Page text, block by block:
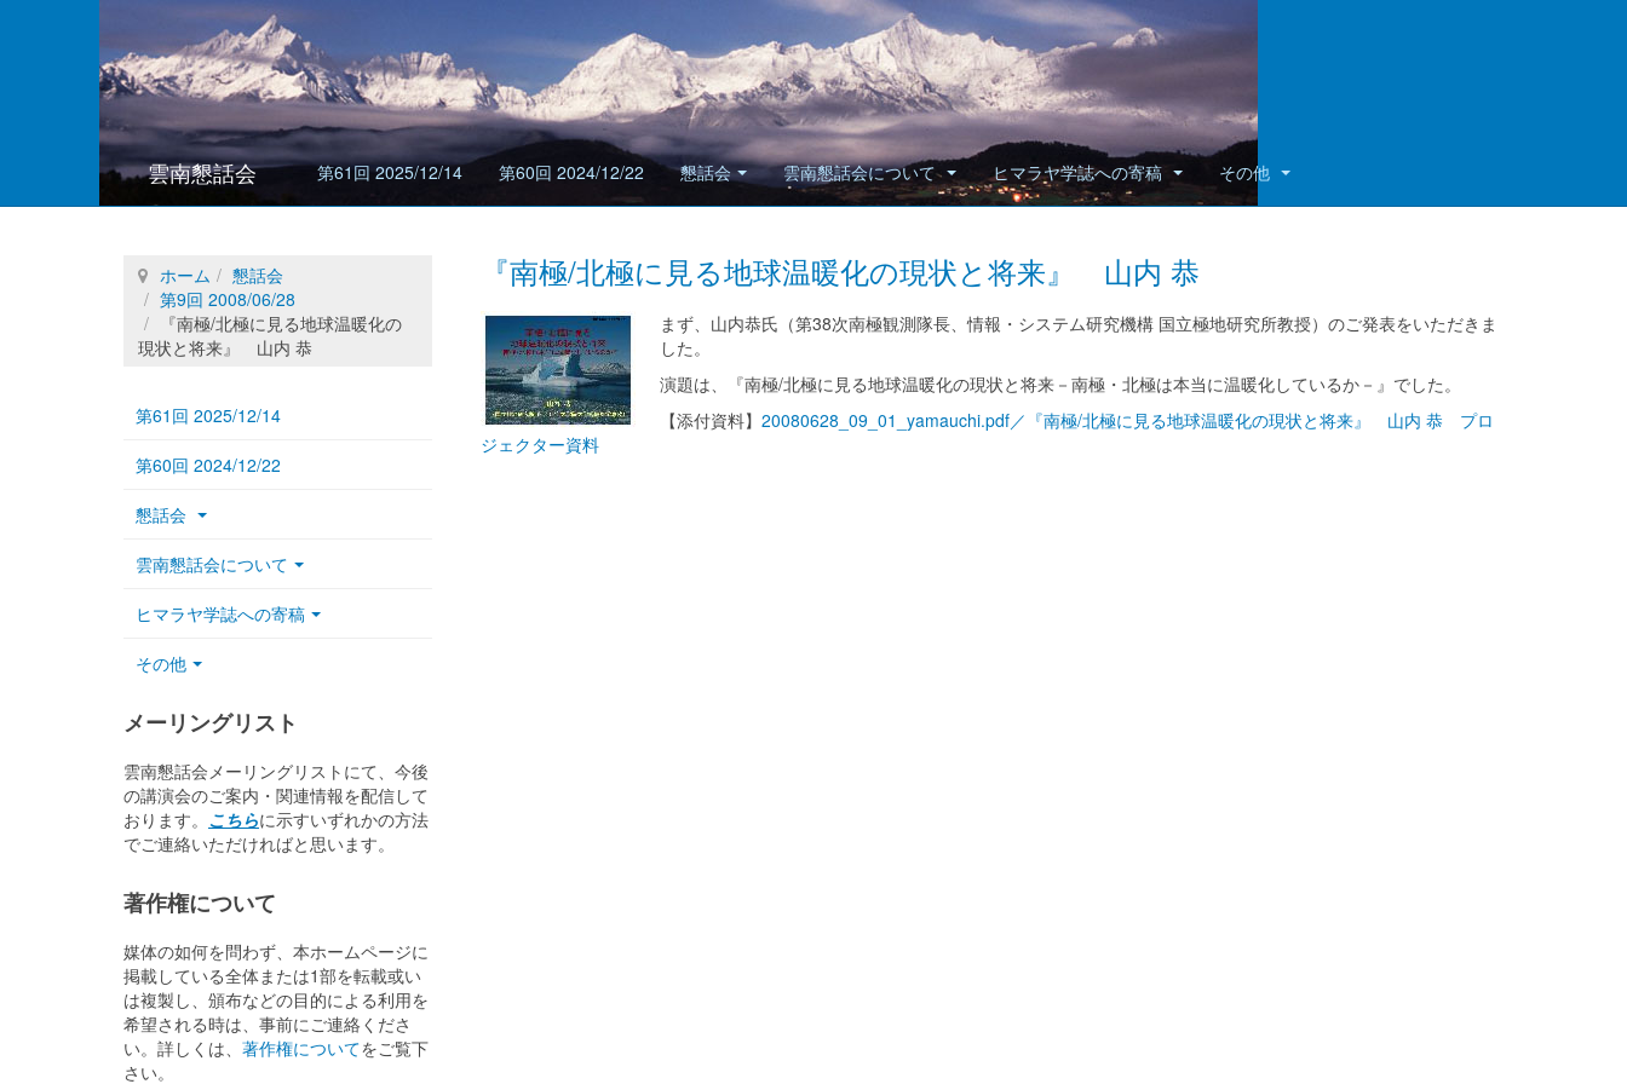
雲南懇話会 第61回 2025/12/14 第60回 2024/12/22 懇話会 雲南懇話会について ヒマラヤ学誌への寄稿 その他
『南極/北極に見る地球温暖化の現状と将来』 山内 恭
まず、山内恭氏（第38次南極観測隊長、情報・システム研究機構 国立極地研究所教授）のご発表をいただきま
した。
演題は、『南極/北極に見る地球温暖化の現状と将来－南極・北極は本当に温暖化しているか－』でした。
【添付資料】 20080628_09_01_yamauchi.pdf／『南極/北極に見る地球温暖化の現状と将来』 山内 恭 プロ
ジェクター資料
ホーム
懇話会
第9回 2008/06/28
『南極/北極に見る地球温暖化の
現状と将来』 山内 恭
第61回 2025/12/14
第60回 2024/12/22
懇話会
雲南懇話会について
ヒマラヤ学誌への寄稿
その他
メーリングリスト
雲南懇話会メーリングリストにて、今後
の講演会のご案内・関連情報を配信して
おります。 こちらに示すいずれかの方法
でご連絡いただければと思います。
著作権について
媒体の如何を問わず、本ホームページに
掲載している全体または1部を転載或い
は複製し、頒布などの目的による利用を
希望される時は、事前にご連絡くださ
い。詳しくは、 著作権についてをご覧下
さい。